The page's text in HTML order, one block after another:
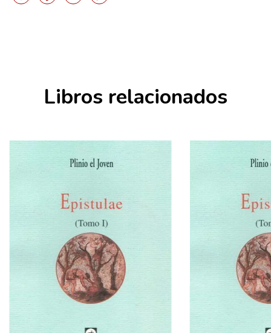
Libros relacionados